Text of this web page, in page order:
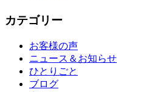
カテゴリー
お客様の声
ニュース＆お知らせ
ひとりごと
ブログ